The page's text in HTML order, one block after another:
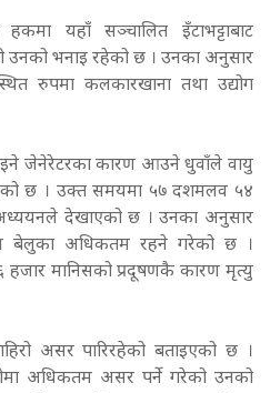
यहाँ सञ्चालित इँटाभट्टाबाट
उनको भनाइ रहेको छ । उनका अनुसार
रुपमा कलकारखाना तथा उद्योग
जेनेरेटरका कारण आउने धुवाँले वायु
छ । उक्त समयमा ५७ दशमलव ५४
देखाएको छ । उनका अनुसार
बेलुका अधिकतम रहने गरेको छ ।
हजार मानिसको प्रदूषणकै कारण मृत्यु
असर पारिरहेको बताइएको छ ।
अधिकतम असर पर्ने गरेको उनको